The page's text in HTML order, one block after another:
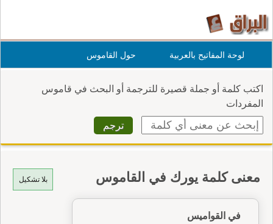
لوحة المفاتيح بالعربية حول القاموس
اكتب كلمة أو جملة قصيرة للترجمة أو البحث في قاموس
المفردات
بلا تشكيل معنى كلمة يورك في القاموس
في القواميس